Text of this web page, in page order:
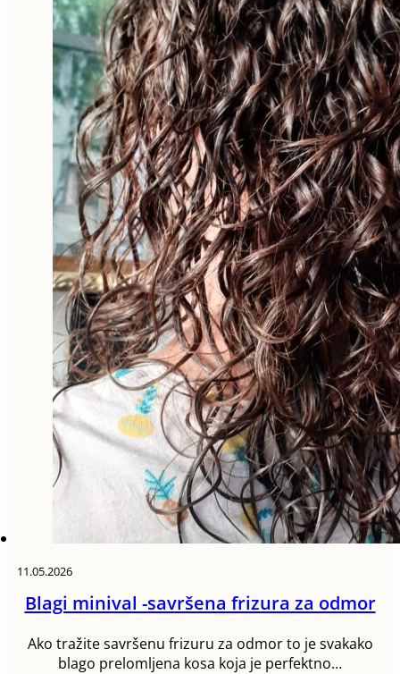
11.05.2026
Blagi minival -savršena frizura za odmor
Ako tražite savršenu frizuru za odmor to je svakako
blago prelomljena kosa koja je perfektno…